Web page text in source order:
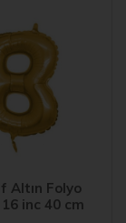
Altın Folyo
inc 40 cm